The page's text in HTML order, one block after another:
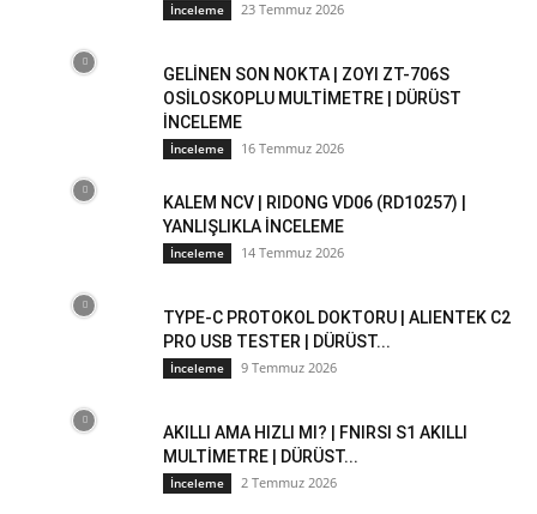
İnceleme 23 Temmuz 2026
GELİNEN SON NOKTA | ZOYI ZT-706S
OSİLOSKOPLU MULTİMETRE | DÜRÜST
İNCELEME
İnceleme 16 Temmuz 2026
KALEM NCV | RIDONG VD06 (RD10257) |
YANLIŞLIKLA İNCELEME
İnceleme 14 Temmuz 2026
TYPE-C PROTOKOL DOKTORU | ALIENTEK C2
PRO USB TESTER | DÜRÜST...
İnceleme 9 Temmuz 2026
AKILLI AMA HIZLI MI? | FNIRSI S1 AKILLI
MULTİMETRE | DÜRÜST...
İnceleme 2 Temmuz 2026